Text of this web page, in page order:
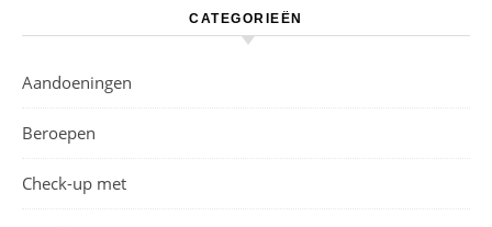
CATEGORIEËN
Aandoeningen
Beroepen
Check-up met